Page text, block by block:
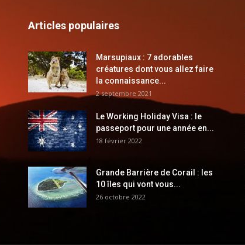
Articles populaires
Marsupiaux : 7 adorables
créatures dont vous allez faire
la connaissance...
2 septembre 2021
Le Working Holiday Visa : le
passeport pour une année en...
18 février 2022
Grande Barrière de Corail : les
10 îles qui vont vous...
26 octobre 2022